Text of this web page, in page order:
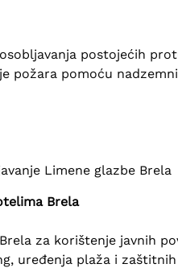
postojećih
požara pomoću
Limene glazbe Brela
Brela
za korištenje javnih
uređenja plaža i